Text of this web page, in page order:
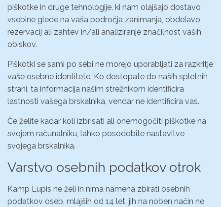
piškotke in druge tehnologije, ki nam olajšajo dostavo
vsebine glede na vaša področja zanimanja, obdelavo
rezervacij ali zahtev in/ali analiziranje značilnost vaših
obiskov.
Piškotki se sami po sebi ne morejo uporabljati za razkritje
vaše osebne identitete. Ko dostopate do naših spletnih
strani, ta informacija našim strežnikom identificira
lastnosti vašega brskalnika, vendar ne identificira vas.
Če želite kadar koli izbrisati ali onemogočiti piškotke na
svojem računalniku, lahko posodobite nastavitve
svojega brskalnika.
Varstvo osebnih podatkov otrok
Kamp Lupis ne želi in nima namena zbirati osebnih
podatkov oseb, mlajših od 14 let, jih na noben način ne